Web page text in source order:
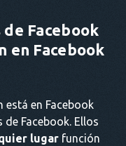
de Facebook
en Facebook
en Facebook
Facebook. Ellos
lugar función